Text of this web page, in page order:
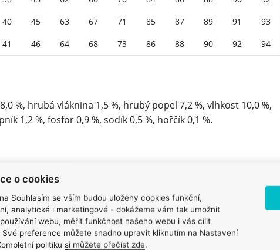
40 45 63 67 71 85 87 89 91
93
41 46 64 68 73 86 88 90 92 94
%, hrubá vláknina 1,5 %, hrubý popel 7,2 %, vlhkost 10,0 %,
1,2 %, fosfor 0,9 %, sodík 0,5 %, hořčík 0,1 %.
kuřecí maso (26 %), drůbeží tuk (chráněno tokoferoly, 12
olej (3 %), hydrolyzovaná kuřecí játra (2 %), lněné
kvasnice (1 %), kolostrum (0,5 %), sušený heřmánek
%), sušené brusinky (0,2 %), frukto-oligosacharidy (0,025 %),
schidigera (0,01%), Lactobacillus acidophilus HA – 122
o cookies
Souhlasím se vším budou uloženy cookies funkční,
analytické i marketingové - dokážeme vám tak umožnit
webu, měřit funkčnost našeho webu i vás cílit
Své preference můžete snadno upravit kliknutím na Nastavení
politiku si můžete přečíst zde.